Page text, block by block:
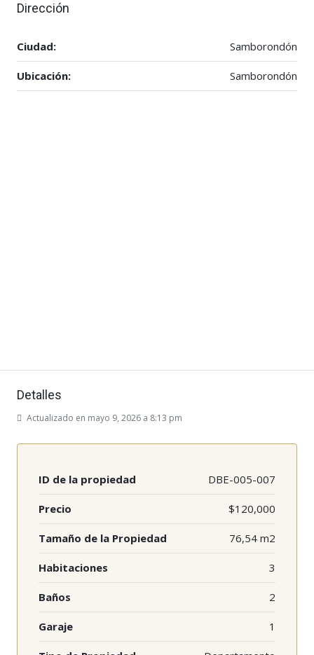
Dirección
Ciudad: Samborondón
Ubicación: Samborondón
Detalles
Actualizado en mayo 9, 2026 a 8:13 pm
ID de la propiedad DBE-005-007
Precio $120,000
Tamaño de la Propiedad 76,54 m2
Habitaciones 3
Baños 2
Garaje 1